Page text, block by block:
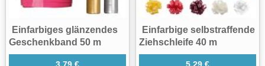
Einfarbiges glänzendes
Geschenkband 50 m
3,79 €
Einfarbige selbstraffende
Ziehschleife 40 m
5,29 €